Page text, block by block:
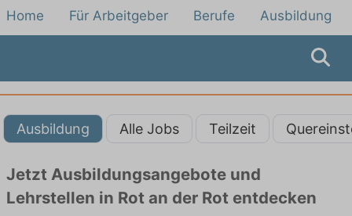
Home Für Arbeitgeber Berufe Ausbildung
Ausbildung Alle Jobs Teilzeit
Jetzt Ausbildungsangebote und
Lehrstellen in Rot an der Rot entdecken